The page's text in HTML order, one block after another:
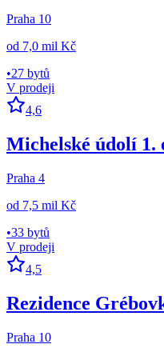
Praha 10
od 7,0 mil Kč
•27 bytů
V prodeji
4,6
Michelské údolí 1.
Praha 4
od 7,5 mil Kč
•33 bytů
V prodeji
4,5
Rezidence
Praha 10